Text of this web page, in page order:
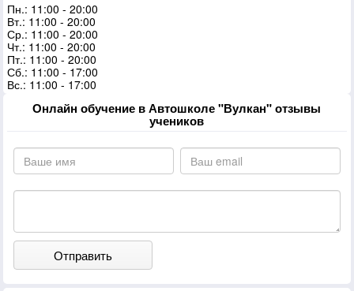
Пн.: 11:00 - 20:00
Вт.: 11:00 - 20:00
Ср.: 11:00 - 20:00
Чт.: 11:00 - 20:00
Пт.: 11:00 - 20:00
Сб.: 11:00 - 17:00
Вс.: 11:00 - 17:00
Онлайн обучение в Автошколе "Вулкан" отзывы
учеников
Отправить